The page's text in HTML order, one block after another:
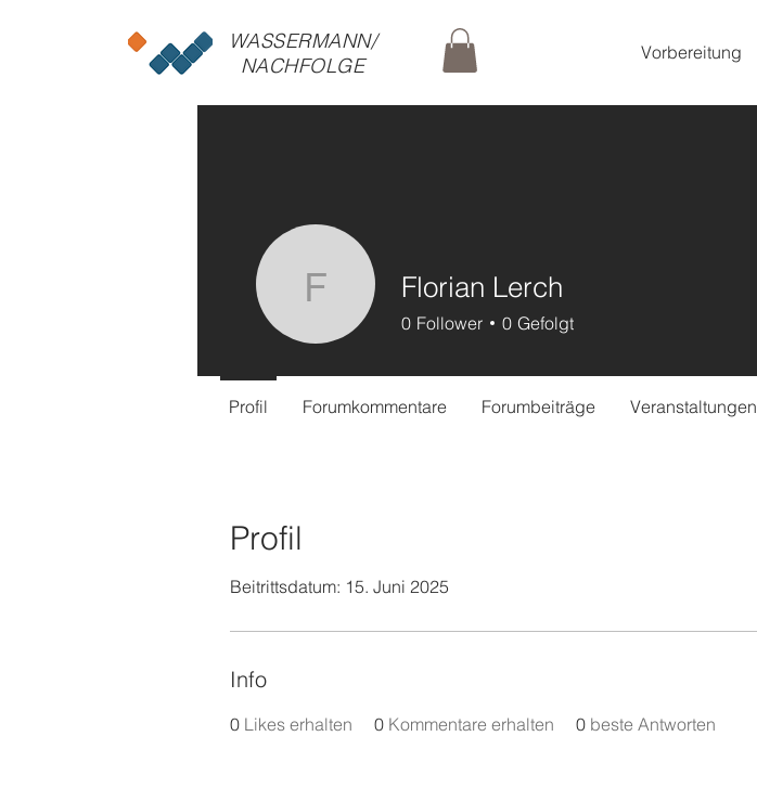
WASSERMANN/
NACHFOLGE
Vorbereitung
Profil
Beitrittsdatum: 15. Juni 2025
Info
0 Likes erhalten 0 Kommentare erhalten 0 beste Antworten
Florian Lerch
Florian Lerch
0 Follower 0 Gefolgt
Profil Forumkommentare Forumbeiträge Veranstaltungen